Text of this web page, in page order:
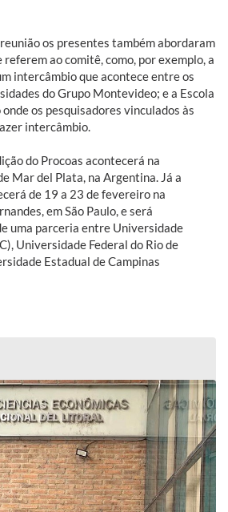
os presentes também abordaram
ao comitê, como, por exemplo, a
intercâmbio que acontece entre os
do Grupo Montevideo; e a Escola
os pesquisadores vinculados às
intercâmbio.
do Procoas acontecerá na
Mar del Plata, na Argentina. Já a
de 19 a 23 de fevereiro na
em São Paulo, e será
uma parceria entre Universidade
Universidade Federal do Rio de
Estadual de Campinas